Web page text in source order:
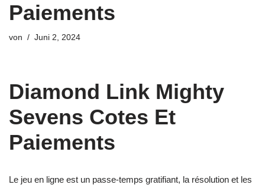
Paiements
von Juni 2, 2024
Diamond Link Mighty
Sevens Cotes Et
Paiements
Le jeu en ligne est un passe-temps gratifiant, la résolution et les